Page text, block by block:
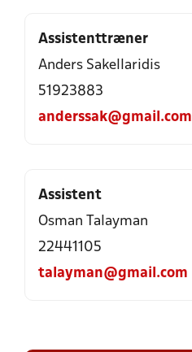
Assistenttræner
Anders Sakellaridis
51923883
anderssak@gmail.com
Assistent
Osman Talayman
22441105
talayman@gmail.com